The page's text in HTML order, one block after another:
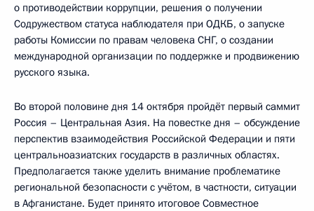
о противодействии коррупции, решения о получении
Содружеством статуса наблюдателя при ОДКБ, о запуске
работы Комиссии по правам человека СНГ, о создании
международной организации по поддержке и продвижению
русского языка.
Во второй половине дня 14 октября пройдёт первый саммит
Россия – Центральная Азия. На повестке дня – обсуждение
перспектив взаимодействия Российской Федерации и пяти
центральноазиатских государств в различных областях.
Предполагается также уделить внимание проблематике
региональной безопасности с учётом, в частности, ситуации
в Афганистане. Будет принято итоговое Совместное